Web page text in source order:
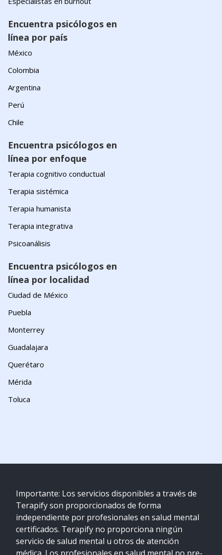
Encuentra psicólogos en
línea por país
México
Colombia
Argentina
Perú
Chile
Encuentra psicólogos en
línea por enfoque
Terapia cognitivo conductual
Terapia sistémica
Terapia humanista
Terapia integrativa
Psicoanálisis
Encuentra psicólogos en
línea por localidad
Ciudad de México
Puebla
Monterrey
Guadalajara
Querétaro
Mérida
Toluca
Importante: Los servicios disponibles a través de
Terapify son proporcionados de forma
independiente por profesionales en salud mental
certificados. Terapify no proporciona ningún
servicio de salud mental u otros de atención